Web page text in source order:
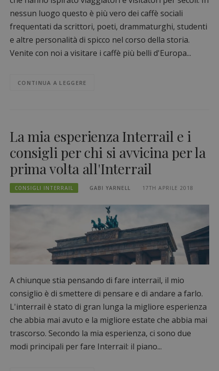
nessun luogo questo è più vero dei caffè sociali
frequentati da scrittori, poeti, drammaturghi, studenti
e altre personalità di spicco nel corso della storia.
Venite con noi a visitare i caffè più belli d'Europa...
CONTINUA A LEGGERE
La mia esperienza Interrail e i
consigli per chi si avvicina per la
prima volta all'Interrail
CONSIGLI INTERRAIL GABI YARNELL 17TH APRILE 2018
A chiunque stia pensando di fare interrail, il mio
consiglio è di smettere di pensare e di andare a farlo.
L'interrail è stato di gran lunga la migliore esperienza
che abbia mai avuto e la migliore estate che abbia mai
trascorso. Secondo la mia esperienza, ci sono due
modi principali per fare Interrail: il piano...